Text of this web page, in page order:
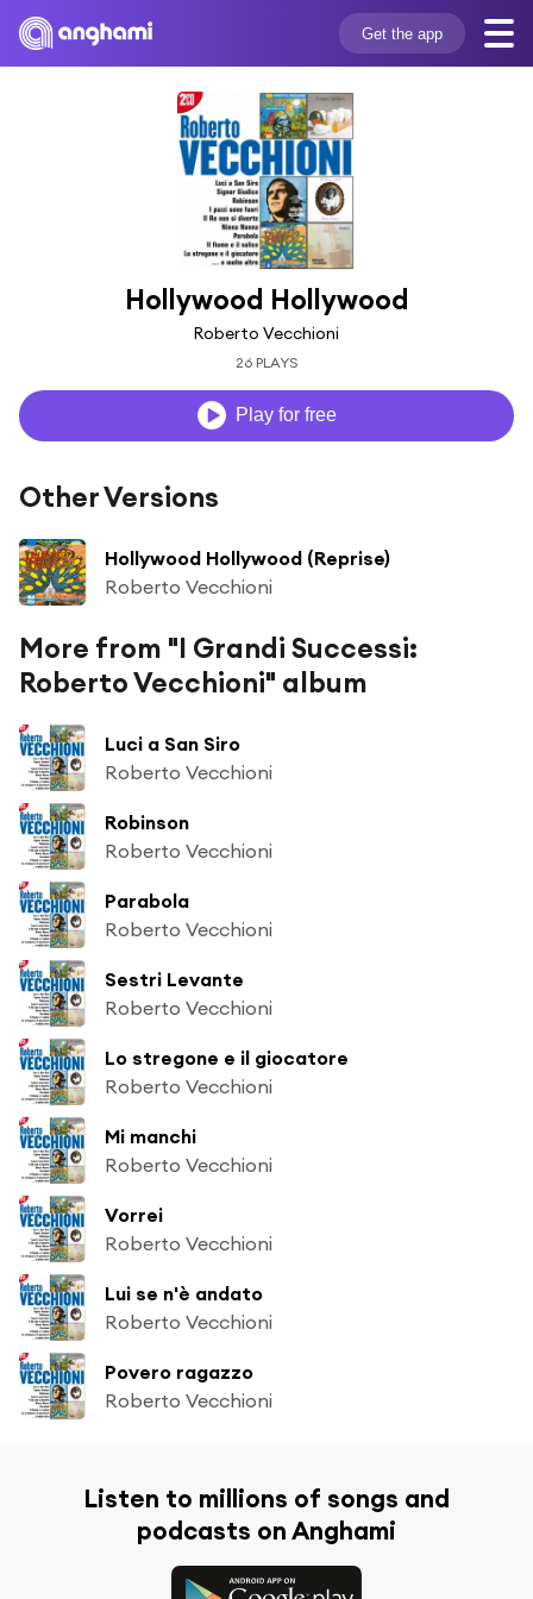
Get the app
Hollywood Hollywood
Roberto Vecchioni
26 PLAYS
Play for free
Other Versions
Hollywood Hollywood (Reprise)
Roberto Vecchioni
More from "I Grandi Successi:
Roberto Vecchioni" album
Luci a San Siro
Roberto Vecchioni
Robinson
Roberto Vecchioni
Parabola
Roberto Vecchioni
Sestri Levante
Roberto Vecchioni
Lo stregone e il giocatore
Roberto Vecchioni
Mi manchi
Roberto Vecchioni
Vorrei
Roberto Vecchioni
Lui se n'è andato
Roberto Vecchioni
Povero ragazzo
Roberto Vecchioni
Listen to millions of songs and
podcasts on Anghami